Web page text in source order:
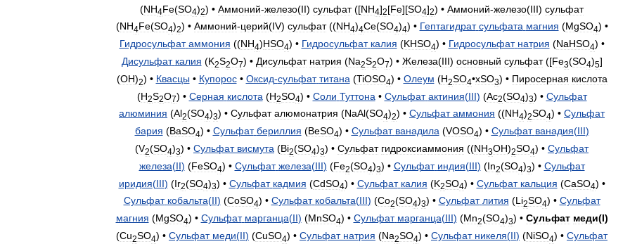
(NH4Fe(SO4)2) • Аммоний-железо(II) сульфат([NH4]2[Fe][SO4]2) • Аммоний-железо(III) сульфат
(NH4Fe(SO4)2) • Аммоний-церий(IV) сульфат((NH4)4Ce(SO4)4) • Гептагидрат сульфата магния (MgSO4) •
Гидросульфат аммония ((NH4)HSO4) • Гидросульфат калия (KHSO4) • Гидросульфат натрия (NaHSO4) •
Дисульфат калия (K2S2O7) • Дисульфат натрия (Na2S2O7) • Железа(III) основный сульфат([Fe3(SO4)5]
(OH)2) • Квасцы • Купорос• Оксид-сульфат титана (TiOSO4) • Олеум (H2SO4•xSO3) • Пиросерная кислота
(H2S2O7) • Серная кислота (H2SO4) • Соли Туттона • Сульфат актиния(III) (Ac2(SO4)3) • Сульфат
алюминия (Al2(SO4)3) • Сульфат алюмонатрия (NaAl(SO4)2) • Сульфат аммония ((NH4)2SO4) • Сульфат
бария (BaSO4) • Сульфат бериллия (BeSO4) • Сульфат ванадила (VOSO4) • Сульфат ванадия(III)
(V2(SO4)3) • Сульфат висмута (Bi2(SO4)3) • Сульфат гидроксиаммония ((NH3OH)2SO4) • Сульфат
железа(II) (FeSO4) • Сульфат железа(III) (Fe2(SO4)3) • Сульфат индия(III) (In2(SO4)3) • Сульфат
иридия(III) (Ir2(SO4)3) • Сульфат кадмия (CdSO4) • Сульфат калия (K2SO4) • Сульфат кальция (CaSO4) •
Сульфат кобальта(II) (CoSO4) • Сульфат кобальта(III) (Co2(SO4)3) • Сульфат лития (Li2SO4) • Сульфат
магния (MgSO4) • Сульфат марганца(II) (MnSO4) • Сульфат марганца(III) (Mn2(SO4)3) • Сульфат меди(I)
(Cu2SO4) • Сульфат меди(II) (CuSO4) • Сульфат натрия (Na2SO4) • Сульфат никеля(II) (NiSO4) • Сульфат